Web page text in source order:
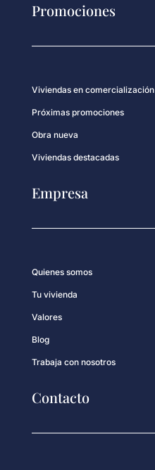
Promociones
Viviendas en comercialización
Próximas promociones
Obra nueva
Viviendas destacadas
Empresa
Quienes somos
Tu vivienda
Valores
Blog
Trabaja con nosotros
Contacto